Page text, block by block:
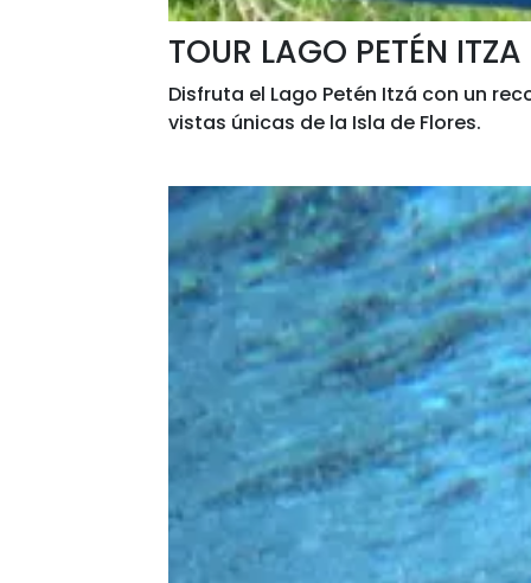
TOUR LAGO PETÉN ITZA
Disfruta el Lago Petén Itzá con un
vistas únicas de la Isla de Flores.